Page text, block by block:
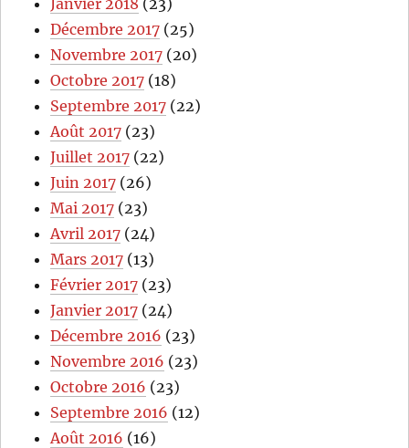
Décembre 2017 (25)
Novembre 2017 (20)
Octobre 2017 (18)
Septembre 2017 (22)
Août 2017 (23)
Juillet 2017 (22)
Juin 2017 (26)
Mai 2017 (23)
Avril 2017 (24)
Mars 2017 (13)
Février 2017 (23)
Janvier 2017 (24)
Décembre 2016 (23)
Novembre 2016 (23)
Octobre 2016 (23)
Septembre 2016 (12)
Août 2016 (16)